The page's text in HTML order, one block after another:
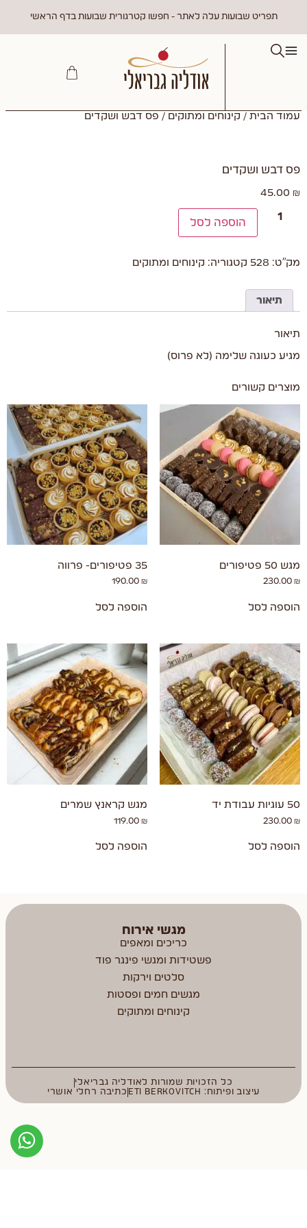
תפריט שבועות עלה לאתר - חפשו קטרגורית שבועות בדף הראשי
עמוד הבית / קינוחים ומתוקים / פס דבש ושקדים
פס דבש ושקדים
45.00 ₪
הוספה לסל
מק"ט: 528 קטגוריה: קינוחים ומתוקים
תיאור
תיאור
מגיע כעוגה שלימה (לא פרוס)
מוצרים קשורים
מגש 50 פטיפורים
230.00 ₪
הוספה לסל
35 פטיפורים- פרווה
190.00₪
הוספה לסל
50 עוגיות עבודת יד
230.00 ₪
הוספה לסל
מגש קראנץ שמרים
119.00₪
הוספה לסל
מגשי אירוח
כריכים ומאפים
פשטידות ומגשי פינגר פוד
סלטים וירקות
מגשים חמים ופסטות
קינוחים ומתוקים
כל הזכויות שמורות לאודליה גבריאלי
עיצוב ופיתוח: ETI BERKOVITCH
כתיבה רחלי אושרי